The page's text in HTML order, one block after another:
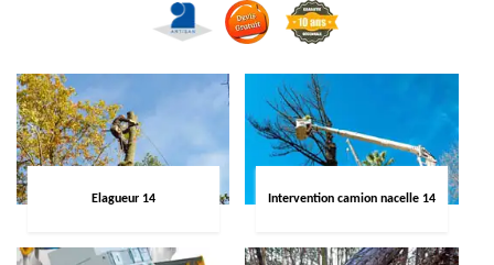
Elagueur 14 Intervention camion nacelle 14